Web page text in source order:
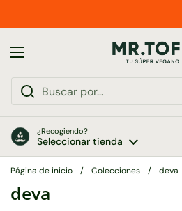
Abrir menú
¿Recogiendo?
Seleccionar tienda
Página de inicio / Colecciones / deva
deva